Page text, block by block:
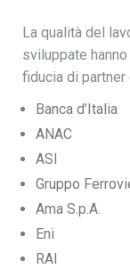
La qualità del
sviluppate
fiducia di
Banca d’Italia
ANAC
ASI
Gruppo
Ama S.p.A.
Eni
RAI